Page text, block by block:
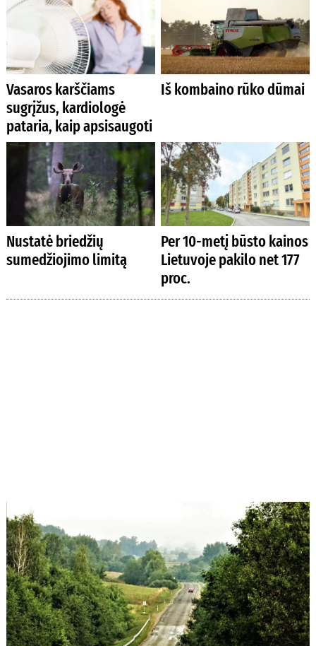
Vasaros karščiams
sugrįžus, kardiologė
pataria, kaip apsisaugoti
Iš kombaino rūko dūmai
Nustatė briedžių
sumedžiojimo limitą
Per 10-metį būsto kainos
Lietuvoje pakilo net 177
proc.